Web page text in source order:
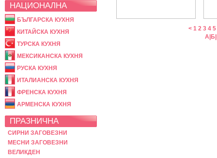
НАЦИОНАЛНА
БЪЛГАРСКА КУХНЯ
КИТАЙСКА КУХНЯ
ТУРСКА КУХНЯ
МЕКСИКАНСКА КУХНЯ
РУСКА КУХНЯ
ИТАЛИАНСКА КУХНЯ
ФРЕНСКА КУХНЯ
АРМЕНСКА КУХНЯ
ПРАЗНИЧНА
СИРНИ ЗАГОВЕЗНИ
МЕСНИ ЗАГОВЕЗНИ
ВЕЛИКДЕН
< 1 2 3 4 5
А Б